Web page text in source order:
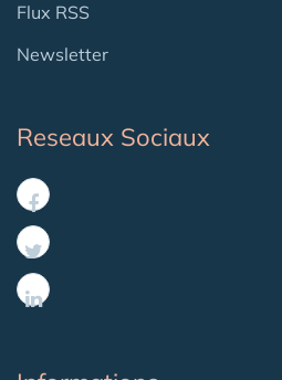
Flux RSS
Newsletter
Reseaux Sociaux